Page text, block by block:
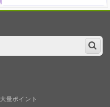
大量ポイント